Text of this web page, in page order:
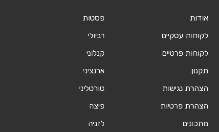
אודות
לקוחות עסקיים
לקוחות פרטיים
תקנון
הצהרת נגישות
הצהרת פרטיות
מתכונים
פסטות
רביולי
קנלוני
ארנציני
טורטליני
פיצה
לזניה